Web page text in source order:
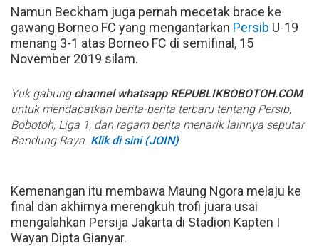
Namun Beckham juga pernah mecetak brace ke
gawang Borneo FC yang mengantarkan Persib U-19
menang 3-1 atas Borneo FC di semifinal, 15
November 2019 silam.
Yuk gabung channel whatsapp REPUBLIKBOBOTOH.COM
untuk mendapatkan berita-berita terbaru tentang Persib,
Bobotoh, Liga 1, dan ragam berita menarik lainnya seputar
Bandung Raya. Klik di sini (JOIN)
Kemenangan itu membawa Maung Ngora melaju ke
final dan akhirnya merengkuh trofi juara usai
mengalahkan Persija Jakarta di Stadion Kapten I
Wayan Dipta Gianyar.